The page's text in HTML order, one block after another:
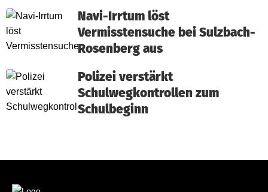
Navi-Irrtum löst
Vermisstensuche bei Sulzbach-
Rosenberg aus
Polizei verstärkt
Schulwegkontrollen zum
Schulbeginn